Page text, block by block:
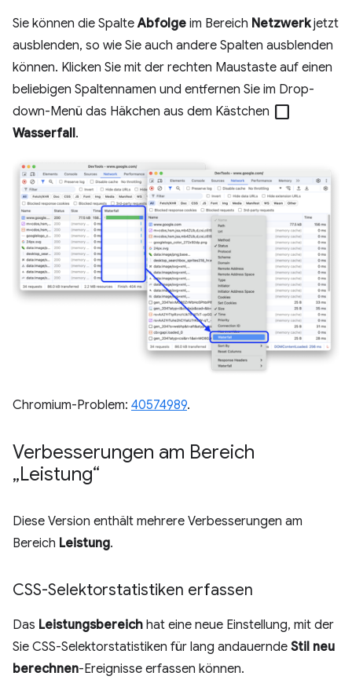
Sie können die SpalteAbfolge im Bereich Netzwerkjetzt
ausblenden, so wie Sie auch andere Spalten ausblenden
können. Klicken Sie mit der rechten Maustaste auf einen
beliebigen Spaltennamen und entfernen Sie im Drop-
down-Menü das Häkchen aus dem Kästchen check_box_outline_blank
Wasserfall.
Chromium-Problem: 40574989.
Verbesserungen am Bereich
„Leistung“
Diese Version enthält mehrere Verbesserungen am
Bereich Leistung.
CSS-Selektorstatistiken erfassen
Das Leistungsbereich hat eine neue Einstellung, mit der
Sie CSS-Selektorstatistiken für lang andauernde Stil neu
berechnen-Ereignisse erfassen können.